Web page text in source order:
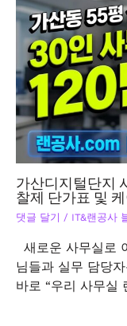
가산디지털단지
찰제 단가표 및
댓글 달기 / IT&랜공사
새로운 사무실로
님들과 실무 담당
바로 “우리 사무실